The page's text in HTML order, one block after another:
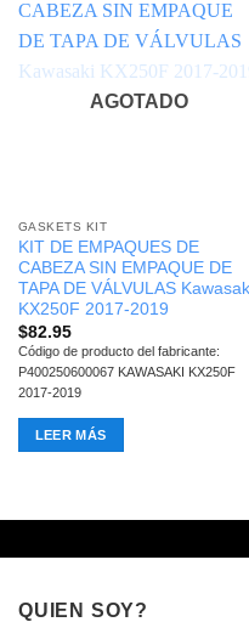
AGOTADO
GASKETS KIT
KIT DE EMPAQUES DE
CABEZA SIN EMPAQUE DE
TAPA DE VÁLVULAS
KX250F 2017-2019
$82.95
Código de producto del fabricante:
P400250600067 KAWASAKI KX250F
2017-2019
LEER MÁS
QUIEN SOY?